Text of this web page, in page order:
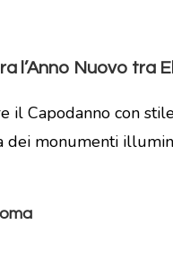
l’Anno Nuovo tra
il Capodanno con
dei monumenti